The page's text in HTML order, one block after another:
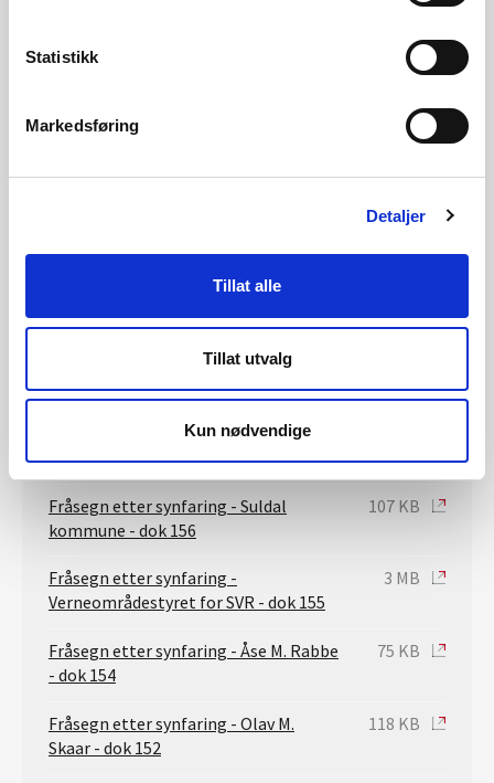
Statistikk
Markedsføring
Detaljer
Tillat alle
Tillat utvalg
Kun nødvendige
Vedlegg 4 - Sondof Rabbe - dok 160 3 MB
Vedlegg 2 - Sondof Rabbe - dok 160 45 KB
Fråsegn etter synfaring - Haukelid
Fråsegn etter synfaring - Sylvia
Rabbe - dok 158
Fråsegn etter synfaring - Oddbjørn
Lynghammar - dok 157
Fråsegn etter synfaring - Suldal
kommune - dok 156
107 KB
Fråsegn etter synfaring -
Verneområdestyret for SVR - dok 155
3 MB
Fråsegn etter synfaring - Åse M. Rabbe
- dok 154
75 KB
Fråsegn etter synfaring - Olav M.
Skaar - dok 152
118 KB